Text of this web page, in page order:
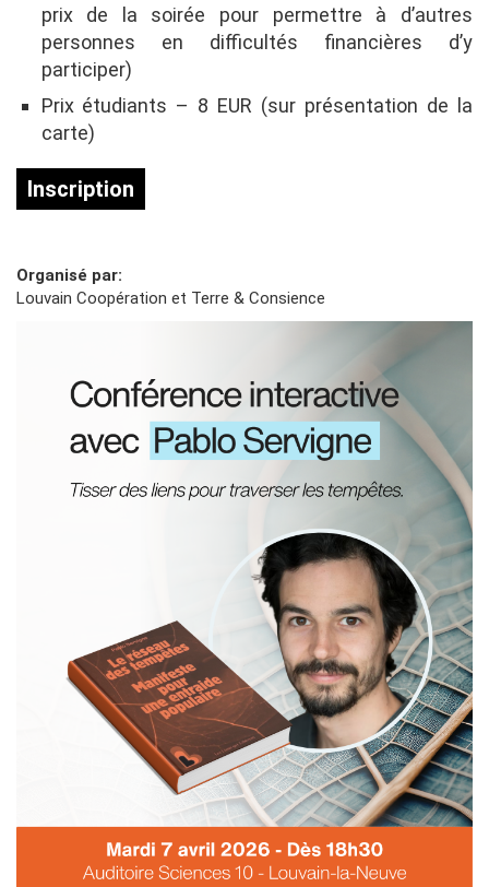
prix de la soirée pour permettre à d’autres
personnes en difficultés financières d’y
participer)
Prix étudiants – 8 EUR (sur présentation de la
carte)
Inscription
Organisé par
Louvain Coopération et Terre & Consience